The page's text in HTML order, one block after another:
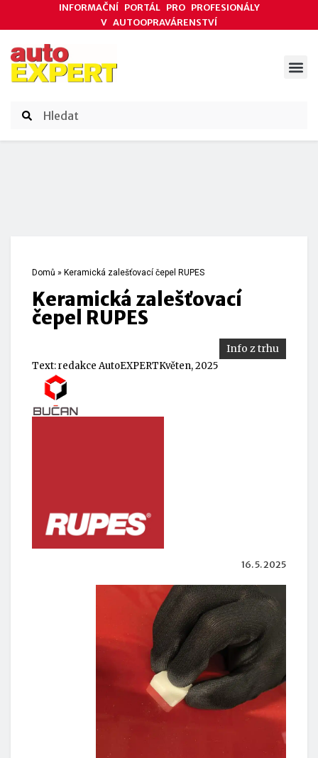
INFORMAČNÍ PORTÁL PRO PROFESIONÁLY
V AUTOOPRAVÁRENSTVÍ
Domů » Keramická zalešťovací čepel RUPES
Keramická zalešťovací
čepel RUPES
Info z trhu
Text:redakce AutoEXPERTKvěten, 2025
16. 5. 2025